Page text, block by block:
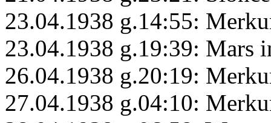
23.04.1938 g.14:55:
23.04.1938 g.19:39: Mars
26.04.1938 g.20:19:
27.04.1938 g.04:10: